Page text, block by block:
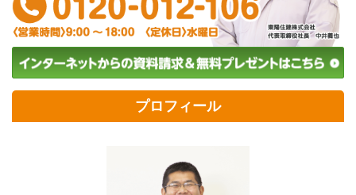
プロフィール